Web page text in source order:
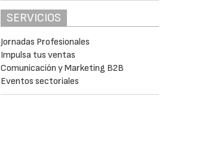
SERVICIOS
Jornadas Profesionales
Impulsa tus ventas
Comunicación y Marketing B2B
Eventos sectoriales